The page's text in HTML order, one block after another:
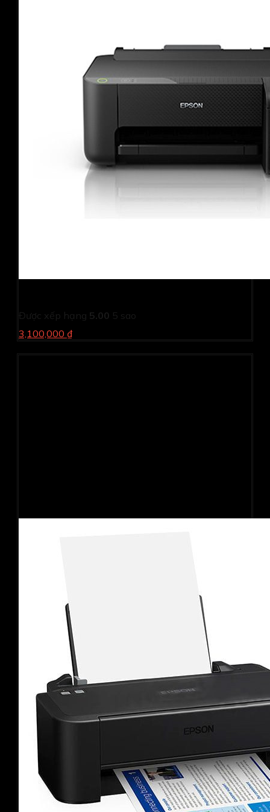
Được xếp hạng 5.00 5 sao
3,100,000 ₫